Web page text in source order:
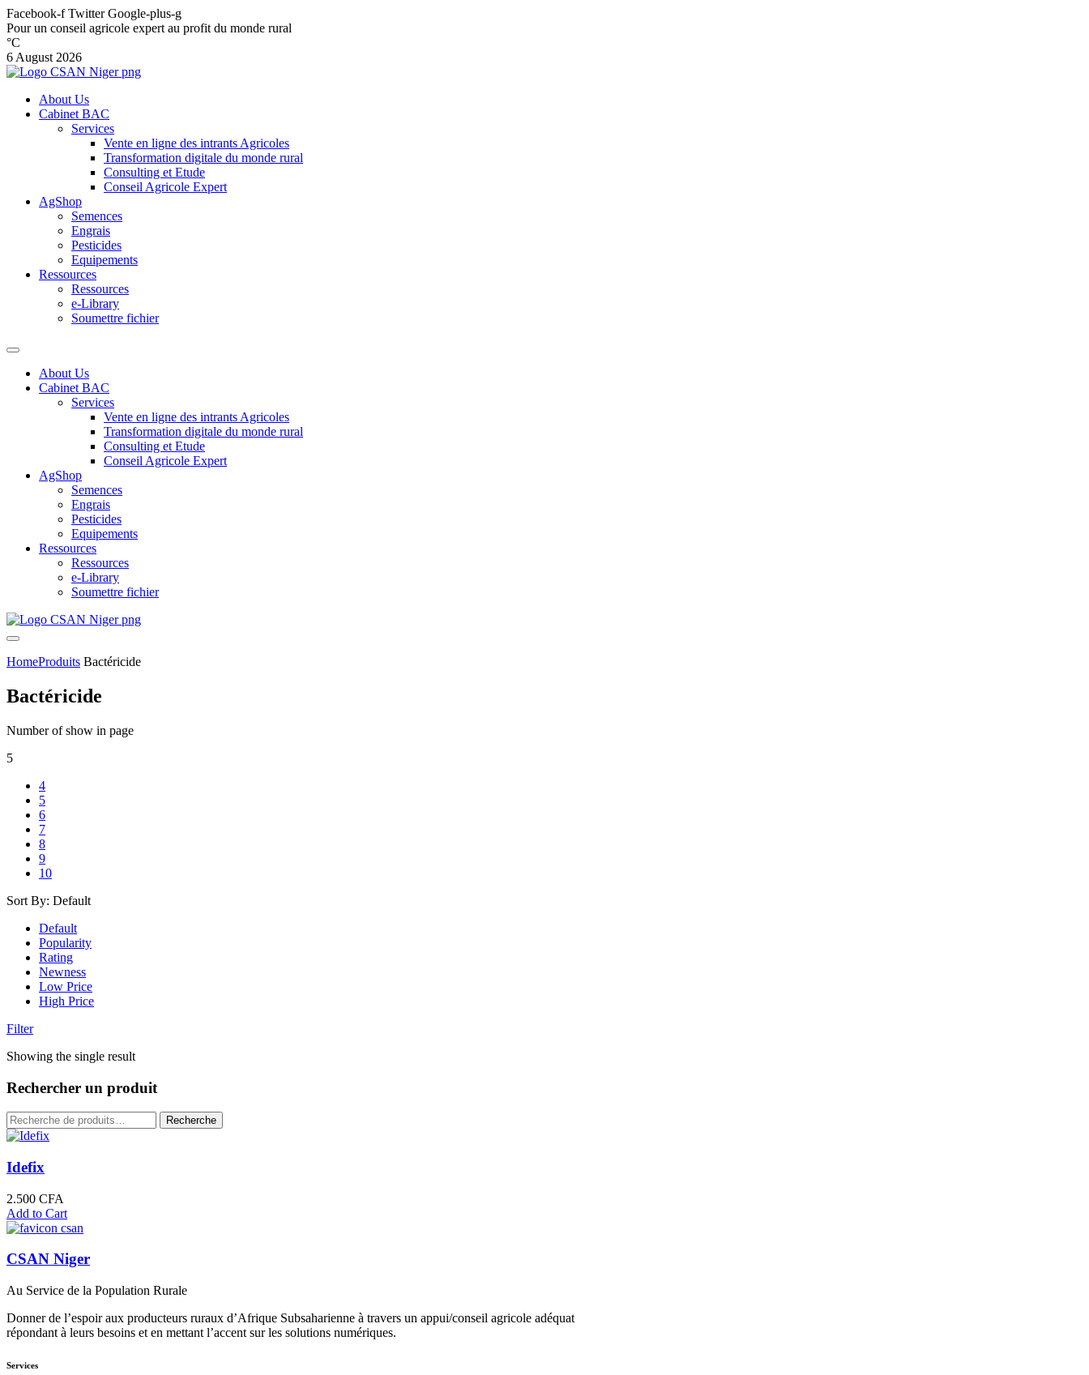
Facebook-f Twitter Google-plus-g
Pour un conseil agricole expert au profit du monde rural
°C
6 August 2026
About Us
Cabinet BAC
Services
Vente en ligne des intrants Agricoles
Transformation digitale du monde rural
Consulting et Etude
Conseil Agricole Expert
AgShop
Semences
Engrais
Pesticides
Equipements
Ressources
Ressources
e-Library
Soumettre fichier
About Us
Cabinet BAC
Services
Vente en ligne des intrants Agricoles
Transformation digitale du monde rural
Consulting et Etude
Conseil Agricole Expert
AgShop
Semences
Engrais
Pesticides
Equipements
Ressources
Ressources
e-Library
Soumettre fichier
HomeProduits Bactéricide
Bactéricide
Number of show in page
5
4
5
6
7
8
9
10
Sort By: Default
Default
Popularity
Rating
Newness
Low Price
High Price
Filter
Showing the single result
Rechercher un produit
Recherche
pour :
Recherche
Idefix
2.500 CFA
Add to Cart
CSAN Niger
Au Service de la Population Rurale
Donner de l’espoir aux producteurs ruraux d’Afrique Subsaharienne à travers un appui/conseil agricole adéquat
répondant à leurs besoins et en mettant l’accent sur les solutions numériques.
Services